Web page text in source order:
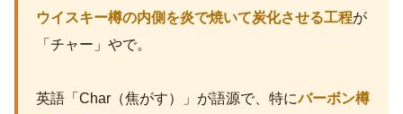
ウイスキー樽の内側を炎で焼いて炭化させる工程が
「チャー」やで。
英語「Char（焦がす）」が語源で、特にバーボン樽